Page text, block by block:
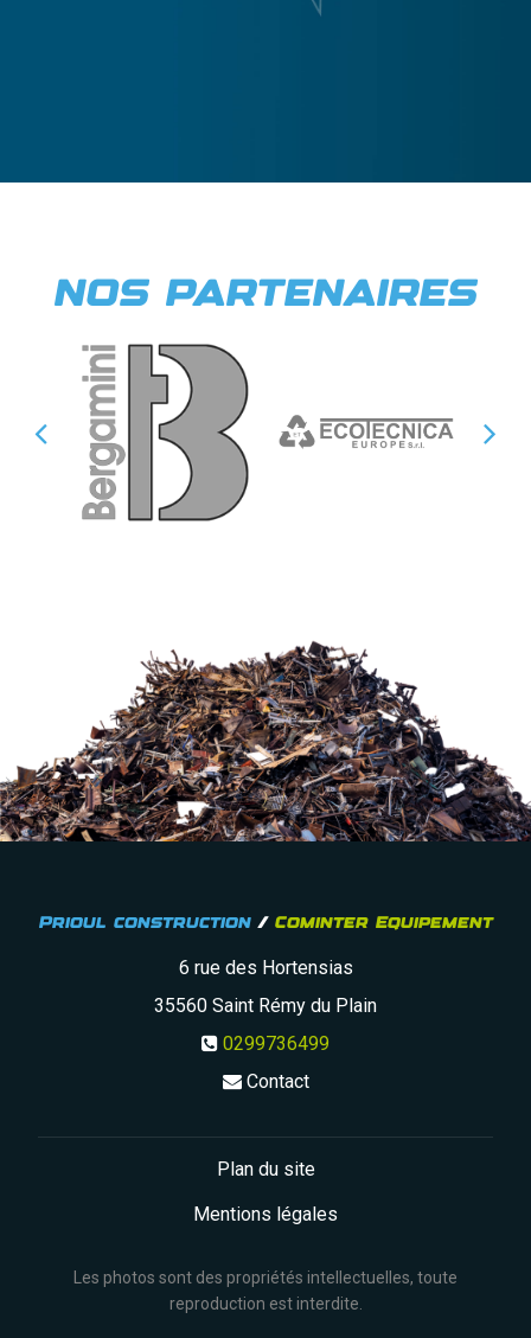
NOS PARTENAIRES
Prioul construction/ Cominter Equipement
6 rue des Hortensias
35560 Saint Rémy du Plain
0299736499
Contact
Plan du site
Mentions légales
Les photos sont des propriétés intellectuelles, toute
reproduction est interdite.